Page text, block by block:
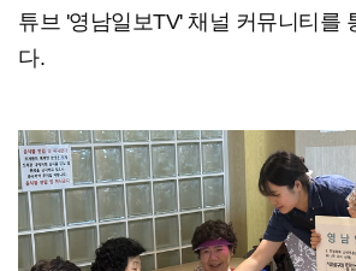
튜브 '영남일보TV' 채널 커뮤니티를
다.